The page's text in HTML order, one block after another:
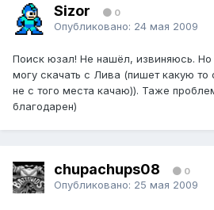
Sizor 0
Опубликовано: 24 мая 2009
Поиск юзал! Не нашёл, извиняюсь. Но
могу скачать с Лива (пишет какую то
не с того места качаю)). Таже
благодарен)
chupachups08 0
Опубликовано: 25 мая 2009